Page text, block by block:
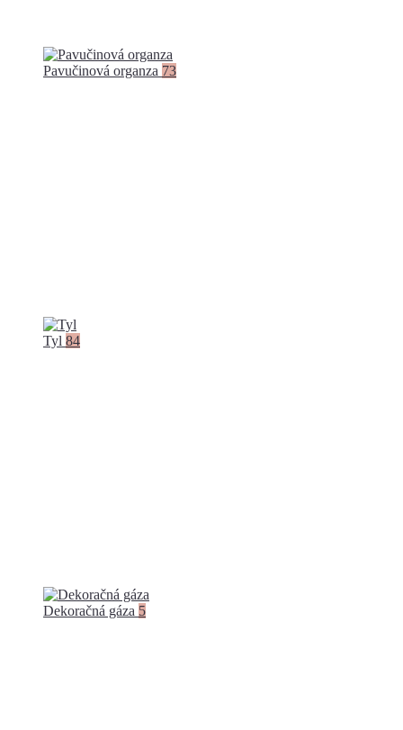
Pavučinová organza 73
Tyl 84
Dekoračná gáza 5